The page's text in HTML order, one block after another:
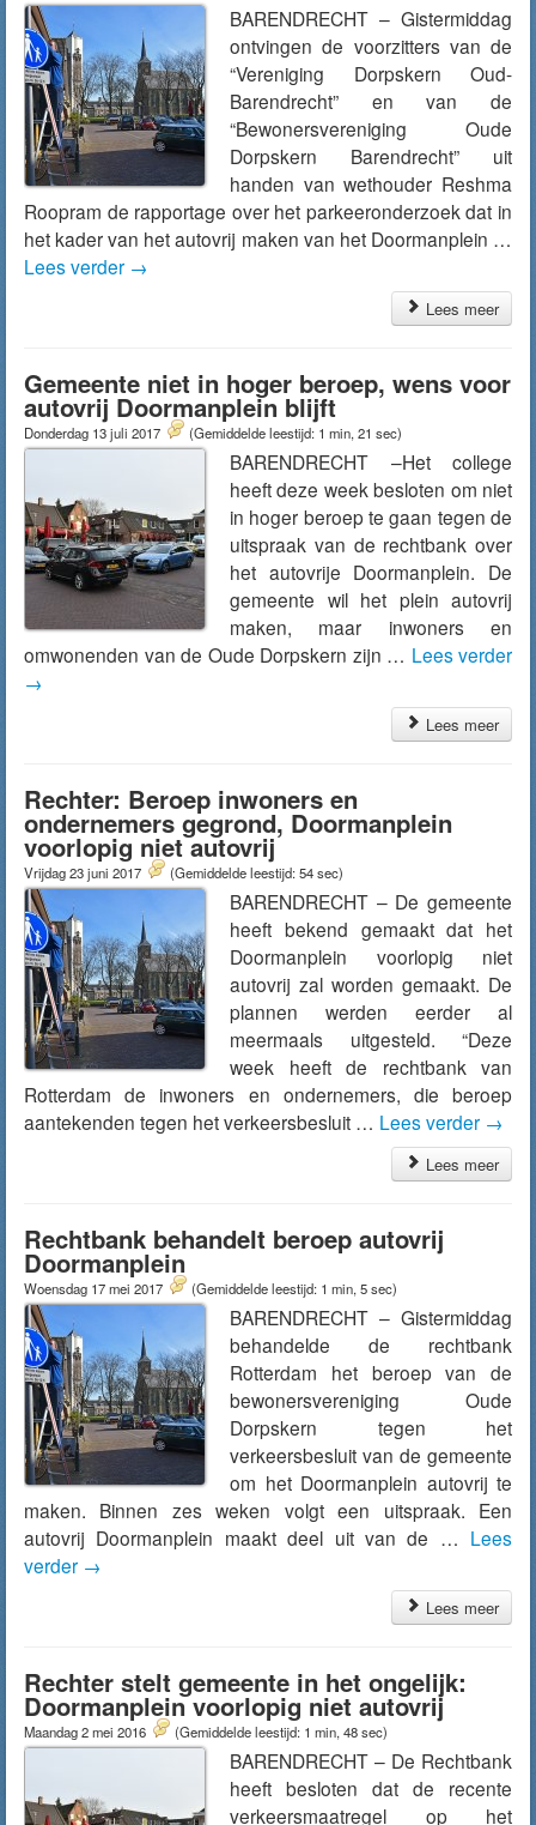
BARENDRECHT – Gistermiddag
ontvingen de voorzitters van de
“Vereniging Dorpskern Oud-
Barendrecht” en van de
“Bewonersvereniging Oude
Dorpskern Barendrecht” uit
handen van wethouder Reshma
Roopram de rapportage over het parkeeronderzoek dat in
het kader van het autovrij maken van het Doormanplein …
Lees verder →
Lees meer
Gemeente niet in hoger beroep, wens voor
autovrij Doormanplein blijft
Donderdag 13 juli 2017 (Gemiddelde leestijd: 1 min, 21 sec)
BARENDRECHT –Het college
heeft deze week besloten om niet
in hoger beroep te gaan tegen de
uitspraak van de rechtbank over
het autovrije Doormanplein. De
gemeente wil het plein autovrij
maken, maar inwoners en
omwonenden van de Oude Dorpskern zijn … Lees verder
→
Lees meer
Rechter: Beroep inwoners en
ondernemers gegrond, Doormanplein
voorlopig niet autovrij
Vrijdag 23 juni 2017 (Gemiddelde leestijd: 54 sec)
BARENDRECHT – De gemeente
heeft bekend gemaakt dat het
Doormanplein voorlopig niet
autovrij zal worden gemaakt. De
plannen werden eerder al
meermaals uitgesteld. “Deze
week heeft de rechtbank van
Rotterdam de inwoners en ondernemers, die beroep
aantekenden tegen het verkeersbesluit … Lees verder →
Lees meer
Rechtbank behandelt beroep autovrij
Doormanplein
Woensdag 17 mei 2017 (Gemiddelde leestijd: 1 min, 5 sec)
BARENDRECHT – Gistermiddag
behandelde de rechtbank
Rotterdam het beroep van de
bewonersvereniging Oude
Dorpskern tegen het
verkeersbesluit van de gemeente
om het Doormanplein autovrij te
maken. Binnen zes weken volgt een uitspraak. Een
autovrij Doormanplein maakt deel uit van de … Lees
verder →
Lees meer
Rechter stelt gemeente in het ongelijk:
Doormanplein voorlopig niet autovrij
Maandag 2 mei 2016 (Gemiddelde leestijd: 1 min, 48 sec)
BARENDRECHT – De Rechtbank
heeft besloten dat de recente
verkeersmaatregel op het